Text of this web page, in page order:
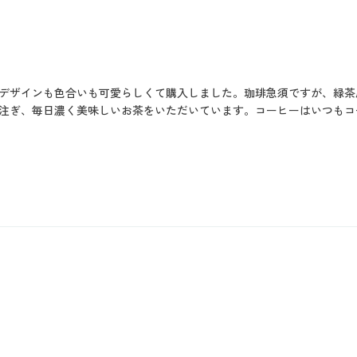
インも色合いも可愛らしくて購入しました。珈琲急須ですが、緑
、毎日濃く美味しいお茶をいただいています。コーヒーはいつも